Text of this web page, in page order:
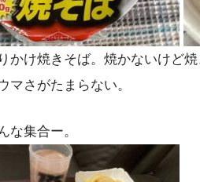
かけ焼きそば。焼かないけど
マさがたまらない。
な集合ー。